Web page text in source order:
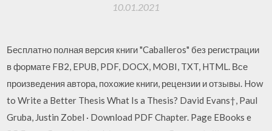
10.01.2021
Бесплатно полная версия книги "Caballeros" без регистрации
в формате FB2, EPUB, PDF, DOCX, MOBI, TXT, HTML. Все
произведения автора, похожие книги, рецензии и отзывы. How
to Write a Better Thesis What Is a Thesis? David Evans†, Paul
Gruba, Justin Zobel · Download PDF Chapter. Page EBooks e